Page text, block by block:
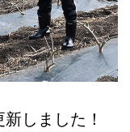
しました！